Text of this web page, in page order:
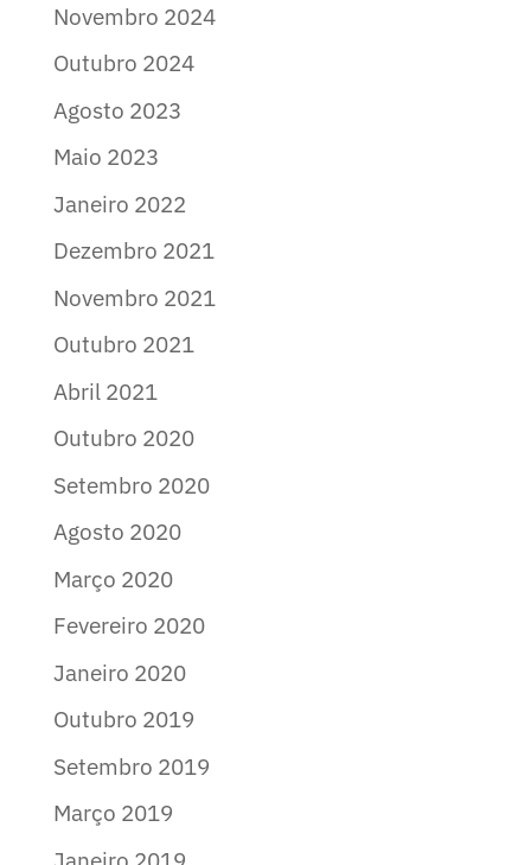
Novembro 2024
Outubro 2024
Agosto 2023
Maio 2023
Janeiro 2022
Dezembro 2021
Novembro 2021
Outubro 2021
Abril 2021
Outubro 2020
Setembro 2020
Agosto 2020
Março 2020
Fevereiro 2020
Janeiro 2020
Outubro 2019
Setembro 2019
Março 2019